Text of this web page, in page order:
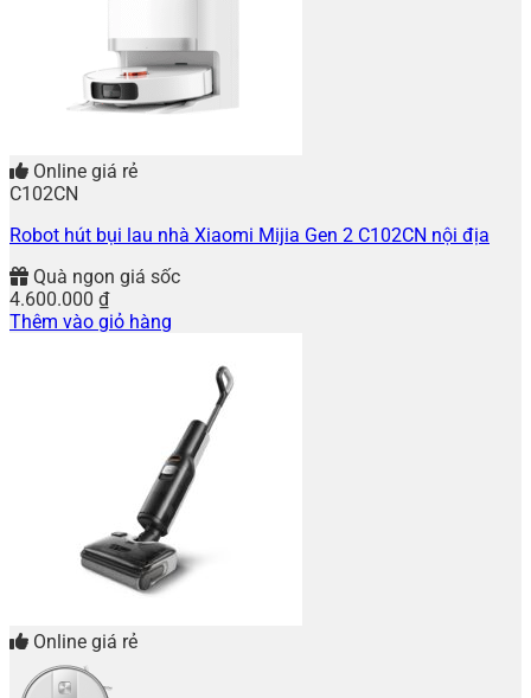
Online giá rẻ
C102CN
Robot hút bụi lau nhà Xiaomi Mijia Gen 2 C102CN nội địa
Quà ngon giá sốc
4.600.000 ₫
Thêm vào giỏ hàng
Online giá rẻ